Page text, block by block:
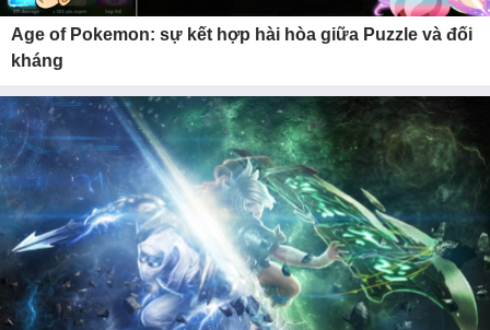
Age of Pokemon: sự kết hợp hài hòa giữa Puzzle và đối
kháng